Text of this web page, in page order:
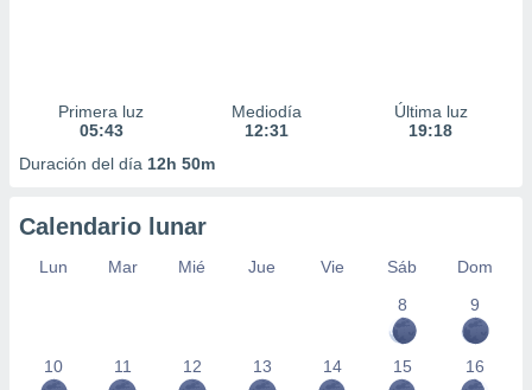
Primera luz
05:43
Mediodía
12:31
Última luz
19:18
Duración del día 12h 50m
Calendario lunar
Lun Mar Mié Jue Vie Sáb
Dom
8
9
10 11 12 13 14 15 16